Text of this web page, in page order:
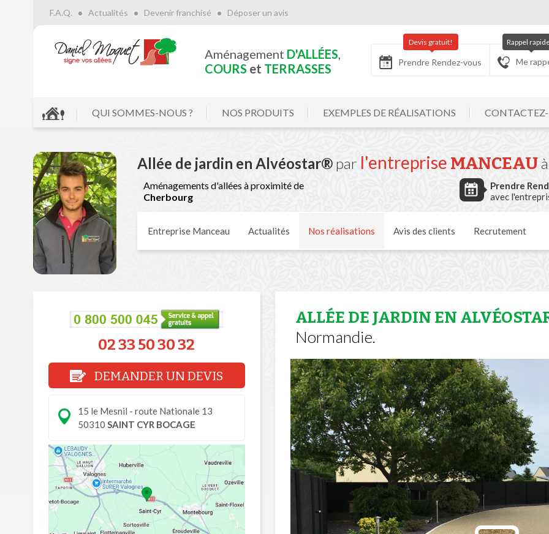
F.A.Q. Actualités Devenir franchisé Déposer un avis
Aménagement D'ALLÉES,
COURS et TERRASSES Prendre Rendez-vous
Devis gratuit!
Me
Rappel
QUI SOMMES-NOUS ? NOS PRODUITS EXEMPLES DE RÉALISATIONS
Allée de jardin en Alvéostar®par l'entreprise MANCEAU
Aménagements d'allées à proximité de
Cherbourg
Prendre
avec
Entreprise Manceau Actualités Nos réalisations Avis des clients Recrutement
02 33 50 30 32
DEMANDER UN DEVIS
15 le Mesnil - route Nationale 13
50310 SAINT CYR BOCAGE
ALLÉE DE JARDIN EN
Normandie.